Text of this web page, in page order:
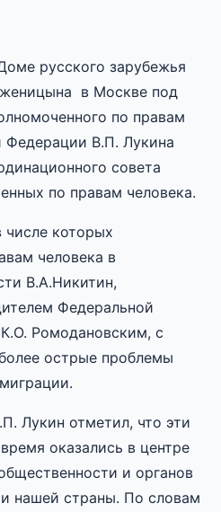
русского зарубежья
в Москве под
по правам
Федерации В.П. Лукина
совета
по правам человека.
числе которых
человека в
В.А.Никитин,
Федеральной
Ромодановским, с
острые проблемы
Лукин отметил, что эти
оказались в центре
и органов
нашей страны. По словам